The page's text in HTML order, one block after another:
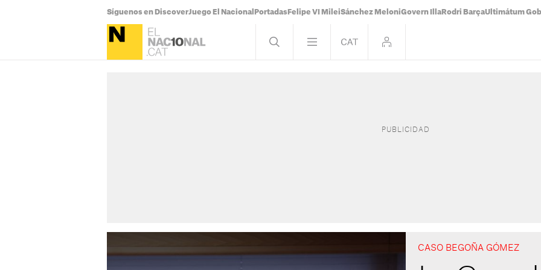
Síguenos en DiscoverJuego El Nacional Portadas Felipe VI MileiSánchez MeloniGovern Illa Rodri BarçaUltimátum
CASO BEGOÑA GÓMEZ